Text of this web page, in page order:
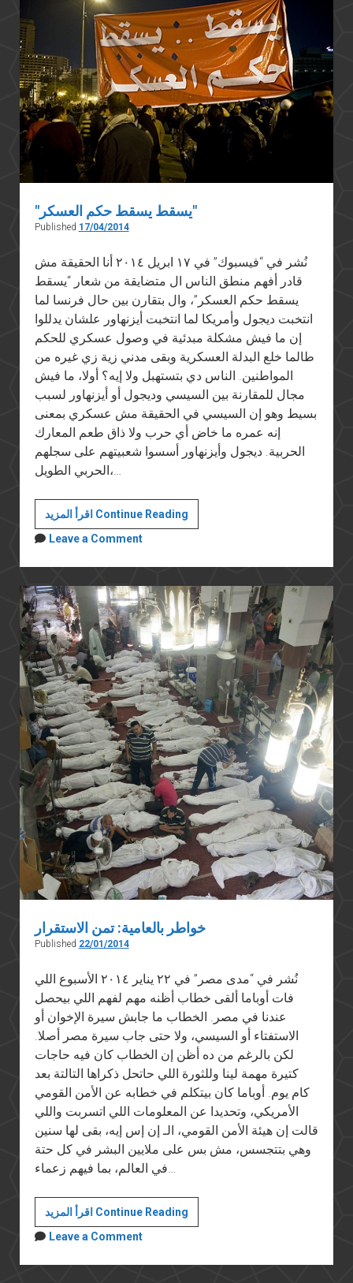
"يسقط يسقط حكم العسكر"
Published 17/04/2014
نُشر في “فيسبوك” في ١٧ ابريل ٢٠١٤ أنا الحقيقة مش
قادر أفهم منطق الناس ال متضايقة من شعار “يسقط
يسقط حكم العسكر”، وال بتقارن بين حال فرنسا لما
انتخبت ديجول وأمريكا لما انتخبت أيزنهاور علشان يدللوا
إن ما فيش مشكلة مبدئية في وصول عسكري للحكم
طالما خلع البدلة العسكرية وبقى مدني زية زي غيره من
المواطنين. الناس دي بتستهبل ولا إيه؟ أولا، ما فيش
مجال للمقارنة بين السيسي وديجول أو أيزنهاور لسبب
بسيط وهو إن السيسي في الحقيقة مش عسكري بمعنى
إنه عمره ما خاض أي حرب ولا ذاق طعم المعارك
الحربية. ديجول وأيزنهاور أسسوا شعبيتهم على سجلهم
الحربي الطويل،…
اقرأ المزيد Continue Reading"يسقط
يسقط
العسكر"
Leave a Comment
خواطر بالعامية: تمن الاستقرار
Published 22/01/2014
نُشر في “مدى مصر” في ٢٢ يناير ٢٠١٤ الأسبوع اللي
فات أوباما ألقى خطاب أظنه مهم لفهم اللي بيحصل
عندنا في مصر. الخطاب ما جابش سيرة الإخوان أو
الاستفتاء أو السيسي، ولا حتى جاب سيرة مصر أصلا.
لكن بالرغم من ده أظن إن الخطاب كان فيه حاجات
كتيرة مهمة لينا وللثورة اللي حاتحل ذكراها التالتة بعد
كام يوم. أوباما كان بيتكلم في خطابه عن الأمن القومي
الأمريكي، وتحديدا عن المعلومات اللي اتسربت واللي
قالت إن هيئة الأمن القومي، الـ إن إس إيه، بقى لها سنين
وهي بتتجسس، مش بس على ملايين البشر في كل حتة
في العالم، بما فيهم زعماء…
اقرأ المزيد Continue Readingخواطر
بالعامية:
الاستقرار
Leave a Comment